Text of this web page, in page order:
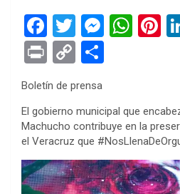
F
a
ce
b
o
o
k
T
wi
tt
er
M
g
er
W
A
p
p
Pi
t
Pr
in
t
C
py
Li
n
k
e
Boletín de prensa
El gobierno municipal que
Machucho contribuye en la
el Veracruz que